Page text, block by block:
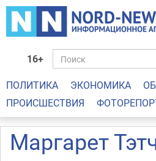
16+
ПОЛИТИКА ЭКОНОМИКА
ПРОИСШЕСТВИЯ
Маргарет